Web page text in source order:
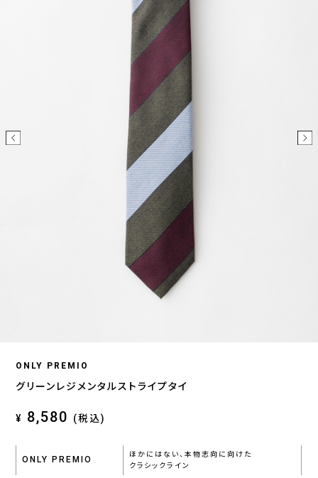
ONLY PREMIO
グリーンレジメンタルストライプタイ
¥ 8,580 (税込)
ONLY PREMIO
ほかにはない、本物志向に向けた
クラシックライン